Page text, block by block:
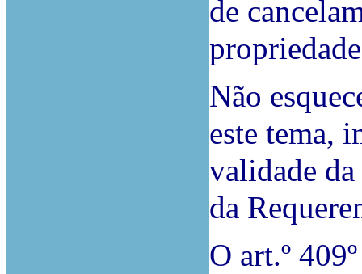
de
Não
este tema,
validade
da
O art.º